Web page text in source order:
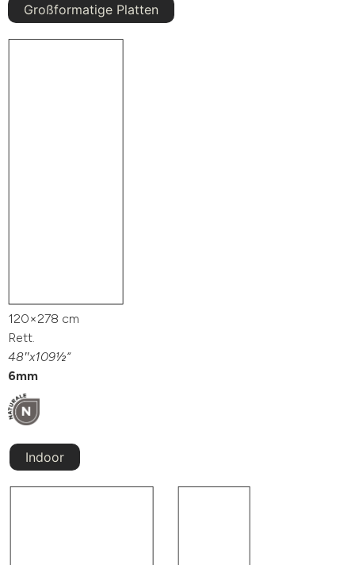
Großformatige Platten
120×278 cm
Rett.
48″x109½“
6mm
Indoor